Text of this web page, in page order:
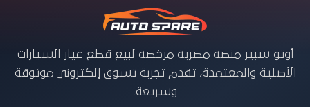
أوتو سبير منصة مصرية مرخصة لبيع قطع غيار السيارات
الأصلية والمعتمدة، تقدم تجربة تسوق إلكتروني موثوقة
وسريعة.